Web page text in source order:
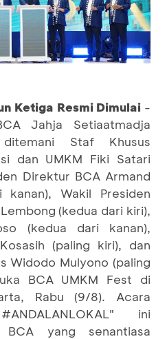
Ketiga Resmi Dimulai -
Jahja Setiaatmadja
Staf Khusus
dan UMKM Fiki Satari
Direktur BCA Armand
Wakil Presiden
(kedua dari kiri),
(kedua dari kanan),
(paling kiri), dan
Widodo Mulyono (paling
BCA UMKM Fest di
Rabu (9/8). Acara
ini
yang senantiasa